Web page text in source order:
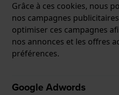
Grâce à ces cookies, nous
nos campagnes
optimiser ces campagnes
nos annonces et les offres
préférences.
Google Adwords